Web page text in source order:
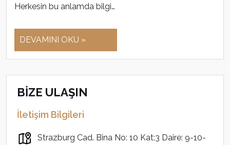
Herkesin bu anlamda bilgi…
DEVAMINI OKU »
BİZE ULAŞIN
İletişim Bilgileri
Strazburg Cad. Bina No: 10 Kat:3 Daire: 9-10-